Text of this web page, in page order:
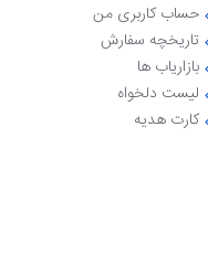
حساب کاربری من
تاریخچه سفارش
بازاریاب ها
لیست دلخواه
کارت هدیه